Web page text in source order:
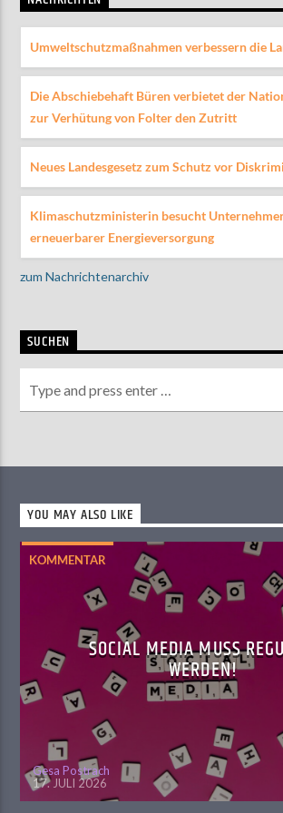
Umweltschutzmaßnahmen verbessern die
Die Abschiebehaft Büren verbietet der
zur Verhütung von Folter den Zutritt
Neues Landesgesetz zum Schutz vor
Klimaschutzministerin besucht
erneuerbarer Energieversorgung
zum Nachrichtenarchiv
SUCHEN
YOU MAY ALSO LIKE
KOMMENTAR
SOCIAL MEDIA MUSS
WERDEN!
Gesa Postrach
17. JULI 2026